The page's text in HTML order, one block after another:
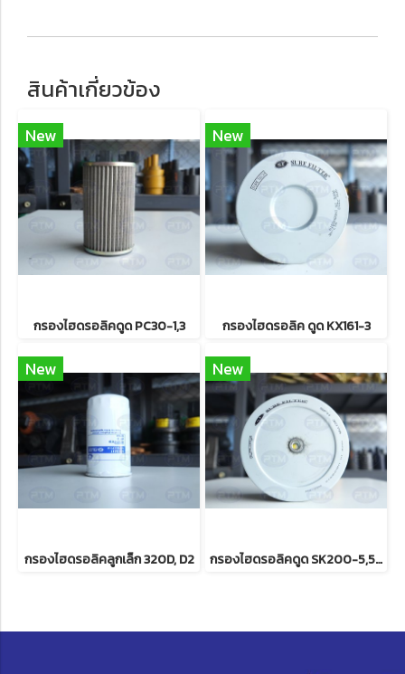
สินค้าเกี่ยวข้อง
New
กรองไฮดรอลิคดูด PC30-1,3
New
กรองไฮดรอลิค ดูด KX161-3
New
กรองไฮดรอลิคลูกเล็ก 320D, D2
New
กรองไฮดรอลิคดูด SK200-5,5S,6,6S,8S,SK140-8/PC200-6